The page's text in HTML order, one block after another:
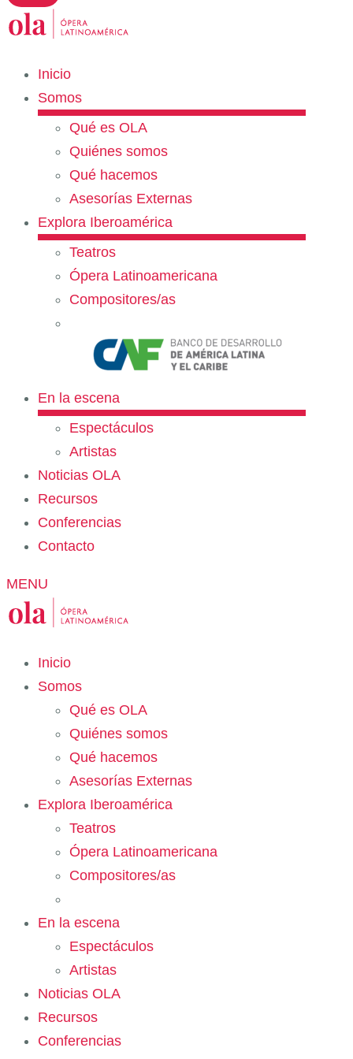
Inicio
Somos
Qué es OLA
Quiénes somos
Qué hacemos
Asesorías Externas
Explora Iberoamérica
Teatros
Ópera Latinoamericana
Compositores/as
En la escena
Espectáculos
Artistas
Noticias OLA
Recursos
Conferencias
Contacto
MENU
Inicio
Somos
Qué es OLA
Quiénes somos
Qué hacemos
Asesorías Externas
Explora Iberoamérica
Teatros
Ópera Latinoamericana
Compositores/as
En la escena
Espectáculos
Artistas
Noticias OLA
Recursos
Conferencias